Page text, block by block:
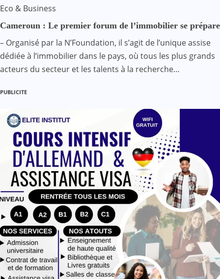
Eco & Business
Cameroun : Le premier forum de l’immobilier se prépare
– Organisé par la N’Foundation, il s’agit de l’unique assise
dédiée à l’immobilier dans le pays, où tous les plus grands
acteurs du secteur et les talents à la recherche…
PUBLICITE